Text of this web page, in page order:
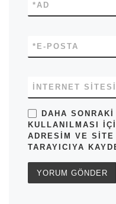
AD
*
E-POSTA
*
İNTERNET SITESI
DAHA
KULLANILMASI
ADRESIM VE SITE
TARAYICIYA